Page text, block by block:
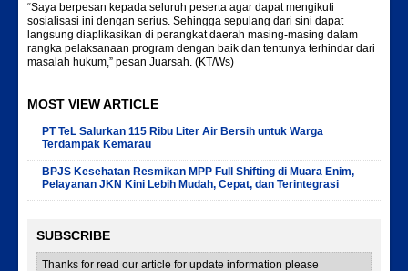
“Saya berpesan kepada seluruh peserta agar dapat mengikuti
sosialisasi ini dengan serius. Sehingga sepulang dari sini dapat
langsung diaplikasikan di perangkat daerah masing-masing dalam
rangka pelaksanaan program dengan baik dan tentunya terhindar dari
masalah hukum,” pesan Juarsah. (KT/Ws)
MOST VIEW ARTICLE
PT TeL Salurkan 115 Ribu Liter Air Bersih untuk Warga
Terdampak Kemarau
BPJS Kesehatan Resmikan MPP Full Shifting di Muara Enim,
Pelayanan JKN Kini Lebih Mudah, Cepat, dan Terintegrasi
SUBSCRIBE
Thanks for read our article for update information please